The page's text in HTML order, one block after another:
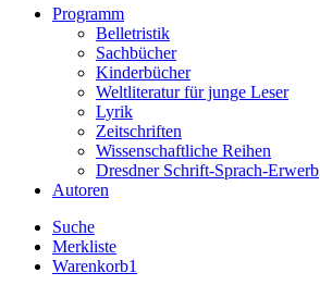
Programm
Belletristik
Sachbücher
Kinderbücher
Weltliteratur für junge Leser
Lyrik
Zeitschriften
Wissenschaftliche Reihen
Dresdner Schrift-Sprach-Erwerb
Autoren
Suche
Merkliste
Warenkorb